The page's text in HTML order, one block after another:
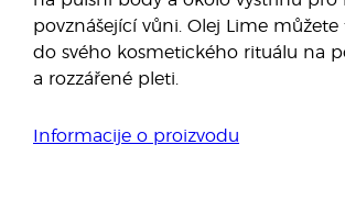
povznášející vůni. Olej Lime
do svého kosmetického rituálu na
a rozzářené pleti.
Informacije o proizvodu